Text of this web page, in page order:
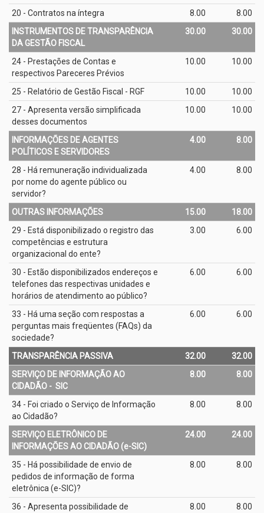
20 - Contratos na íntegra 8.00
8.00
INSTRUMENTOS DE TRANSPARÊNCIA
DA GESTÃO FISCAL
30.00 30.00
24 - Prestações de Contas e
respectivos Pareceres Prévios
10.00 10.00
25 - Relatório de Gestão Fiscal - RGF 10.00
10.00
27 - Apresenta versão simplificada
desses documentos
10.00 10.00
INFORMAÇÕES DE AGENTES
POLÍTICOS E SERVIDORES
4.00 8.00
28 - Há remuneração individualizada
por nome do agente público ou
servidor?
4.00 8.00
OUTRAS INFORMAÇÕES 15.00
18.00
29 - Está disponibilizado o registro das
competências e estrutura
organizacional do ente?
3.00 6.00
30 - Estão disponibilizados endereços e
telefones das respectivas unidades e
horários de atendimento ao público?
6.00 6.00
33 - Há uma seção com respostas a
perguntas mais freqüentes (FAQs) da
sociedade?
6.00 6.00
TRANSPARÊNCIA PASSIVA 32.00
32.00
SERVIÇO DE INFORMAÇÃO AO
CIDADÃO - ­ SIC
8.00 8.00
34 - Foi criado o Serviço de Informação
ao Cidadão?
8.00 8.00
SERVIÇO ELETRÔNICO DE
INFORMAÇÕES AO CIDADÃO (e­-SIC)
24.00 24.00
35 - Há possibilidade de envio de
pedidos de informação de forma
eletrônica (e­-SIC)?
8.00 8.00
36 - Apresenta possibilidade de
8.00 8.00